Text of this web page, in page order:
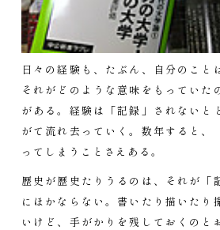
日々の経験も、たぶん、自分のこと
それがどのような意味をもっていた
がある。経験は「記録」されないと
がて流れ去っていく。数年すると、
ってしまうことさえある。
歴史が歴史たりうるのは、それが「
にほかならない。書いたり描いたり
いけど、手がかりを残しておくのと